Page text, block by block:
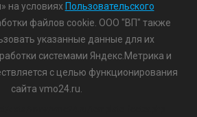
на условиях Пользовательского
файлов cookie. ООО "ВП" также
указанные данные для их
системами Яндекс.Метрика и
с целью функционирования
сайта vmo24.ru.